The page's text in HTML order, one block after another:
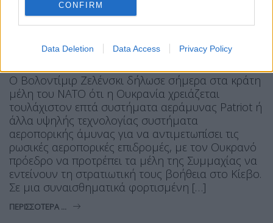
CONFIRM
Data Deletion Data Access Privacy Policy
Η Συντακτική ομάδα του Libre
Ο Βολοντίμιρ Ζελένσκι δήλωσε σήμερα στα κράτη
μέλη του ΝΑΤΟ ότι η Ουκρανία χρειάζεται
τουλάχιστον επτά συστήματα αεράμυνας Patriot ή
άλλα υψηλής τεχνολογίας συστήματα
αεροπορικής άμυνας για να αντιμετωπίσει τις
ρωσικές αεροπορικές επιδρομές, με τον Ουκρανό
πρόεδρο να προτρέπει τα μέλη της Συμμαχίας να
εντείνουν τη στρατιωτική τους βοήθεια στο Κίεβο.
Σε μια συναισθηματικά φορτισμένη […]
ΠΕΡΙΣΣΌΤΕΡΑ ...